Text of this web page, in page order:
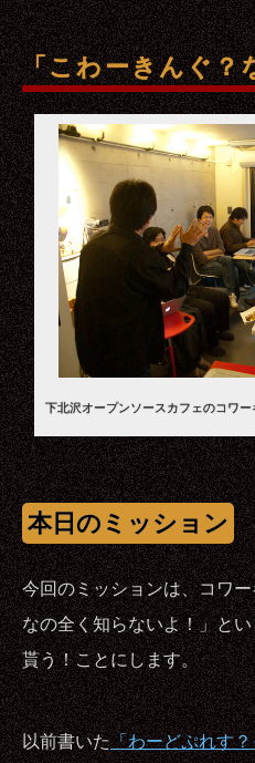
「こわーきんぐ？
下北沢オープンソースカフェのコワー
本日のミッション
今回のミッションは、コワ
なの全く知らないよ！」と
貰う！ことにします。
以前書いた「わーどぷれす